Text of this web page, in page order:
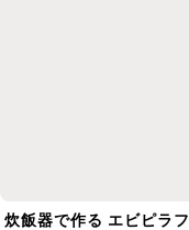
炊飯器で作る エビピラフ